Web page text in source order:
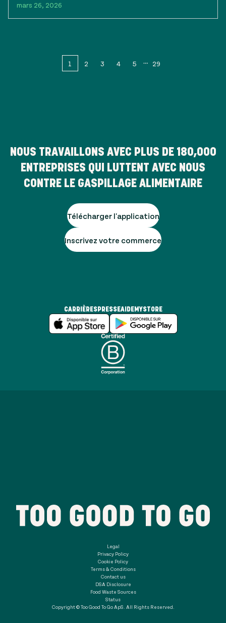
mars 26, 2026
1 2 3 4 5 29
NOUS TRAVAILLONS AVEC PLUS DE 180,000
ENTREPRISES QUI LUTTENT AVEC NOUS
CONTRE LE GASPILLAGE ALIMENTAIRE
Télécharger l'application
Inscrivez votre commerce
CARRIÈRESPRESSEAIDEMYSTORE
Legal
Privacy Policy
Cookie Policy
Terms & Conditions
Contact us
DSA Disclosure
Food Waste Sources
Status
Copyright © Too Good To Go ApS. All Rights Reserved.